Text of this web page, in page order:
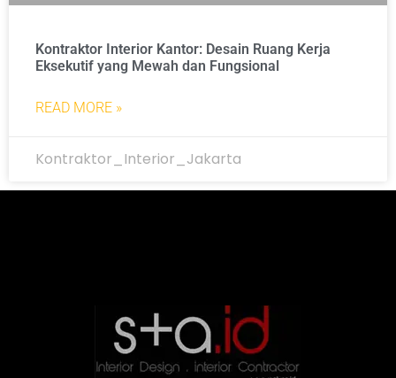
Kontraktor Interior Kantor: Desain Ruang Kerja
Eksekutif yang Mewah dan Fungsional
READ MORE »
Kontraktor_Interior_Jakarta